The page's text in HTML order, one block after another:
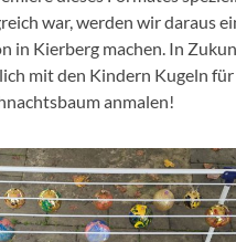
war, werden wir daraus
in Kierberg machen. In
mit den Kindern Kugeln für
anmalen!